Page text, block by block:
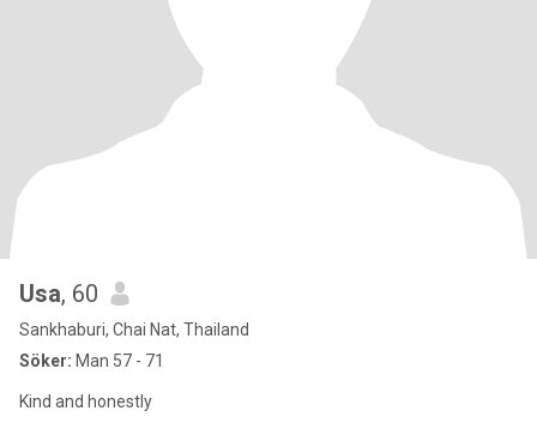
Usa, 60
Sankhaburi, Chai Nat, Thailand
Söker: Man 57 - 71
Kind and honestly